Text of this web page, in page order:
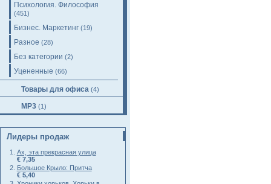
Психология. Философия
(451)
Бизнес. Маркетинг (19)
Разное (28)
Без категории (2)
Уцененные (66)
Товары для офиса (4)
MP3 (1)
Лидеры продаж
Ах, эта прекрасная улица
€ 7,35
Большое Крыло: Притча
€ 5,40